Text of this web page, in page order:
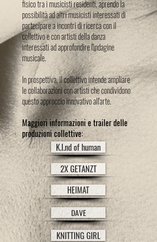
fisico tra i musicisti residenti, aprendo la
possibilità ad altri musicisti interessati di
partecipare a incontri di ricerca con il
collettivo e con artisti della danza
interessati ad approfondire l'indagine
musicale.
In prospettiva, il collettivo intende ampliare
le collaborazioni con artisti che condividono
questo approccio innovativo all'arte.
Maggiori informazioni e trailer delle
produzioni collettive:
K.I.nd of human
2X GETANZT
HEIMAT
DAVE
KNITTING GIRL